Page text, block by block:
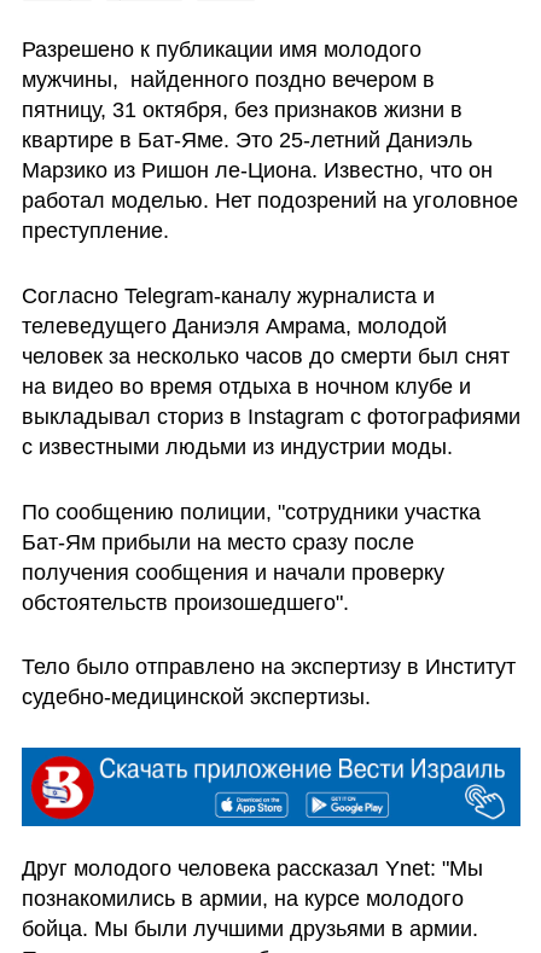
Разрешено к публикации имя молодого
мужчины,  найденного поздно вечером в
пятницу, 31 октября, без признаков жизни в
квартире в Бат-Яме. Это 25-летний Даниэль
Марзико из Ришон ле-Циона. Известно, что он
работал моделью. Нет подозрений на уголовное
преступление.
Согласно Telegram-каналу журналиста и
телеведущего Даниэля Амрама, молодой
человек за несколько часов до смерти был снят
на видео во время отдыха в ночном клубе и
выкладывал сториз в Instagram с фотографиями
с известными людьми из индустрии моды.
По сообщению полиции, "сотрудники участка
Бат-Ям прибыли на место сразу после
получения сообщения и начали проверку
обстоятельств произошедшего".
Тело было отправлено на экспертизу в Институт
судебно-медицинской экспертизы.
Друг молодого человека рассказал Ynet: "Мы
познакомились в армии, на курсе молодого
бойца. Мы были лучшими друзьями в армии.